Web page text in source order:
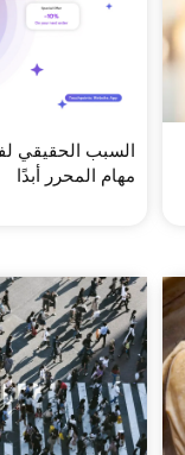
السبب الحقيقي
مهام المحرر أبدًا